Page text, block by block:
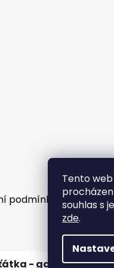
Tento
souhlas s
zde.
podmínky
- galanterie.